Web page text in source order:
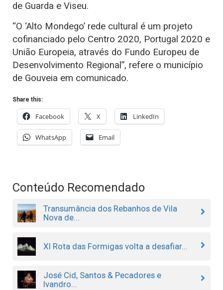
de Guarda e Viseu.
“O ‘Alto Mondego’ rede cultural é um projeto
cofinanciado pelo Centro 2020, Portugal 2020 e
União Europeia, através do Fundo Europeu de
Desenvolvimento Regional”, refere o município
de Gouveia em comunicado.
Share this:
Facebook X LinkedIn
WhatsApp Email
Conteúdo Recomendado
Transumância dos Rebanhos de Vila
Nova de...
XI Rota das Formigas volta a desafiar...
José Cid, Santos & Pecadores e
Ivandro...